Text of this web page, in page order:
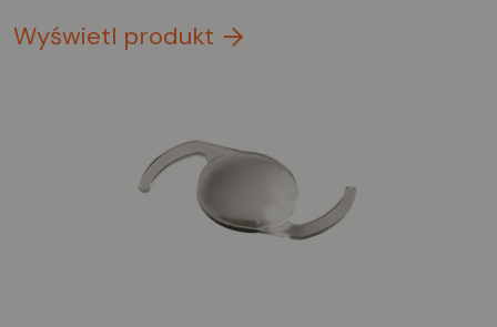
Wyświetl produkt